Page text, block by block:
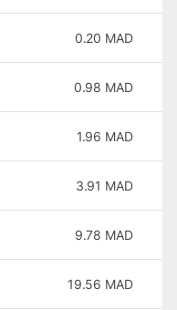
0.20 MAD
0.98 MAD
1.96 MAD
3.91 MAD
9.78 MAD
19.56 MAD